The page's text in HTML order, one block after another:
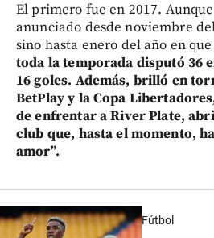
El primero fue en 2017.
anunciado desde noviembre
sino hasta enero del año en
toda la temporada disputó 36
16 goles. Además, brilló en
BetPlay y la Copa
de enfrentar a River Plate,
club que, hasta el momento,
amor”.
Fútbol